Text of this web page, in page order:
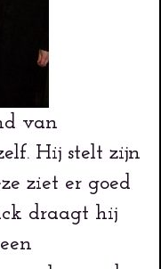
van
Hij stelt zijn
ziet er goed
draagt hij